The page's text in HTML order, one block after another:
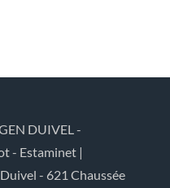
DUIVEL -
- Estaminet |
- 621 Chaussée